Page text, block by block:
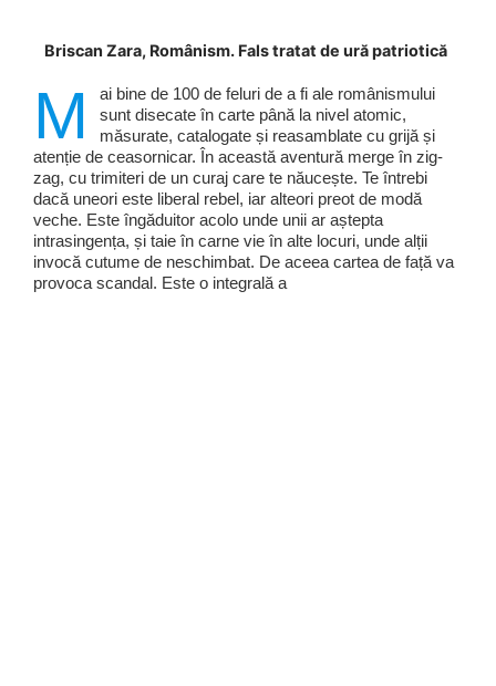
Briscan Zara, Românism. Fals tratat de ură patriotică
M
ai bine de 100 de feluri de a fi ale românismului
sunt disecate în carte până la nivel atomic,
măsurate, catalogate și reasamblate cu grijă și
atenție de ceasornicar. În această aventură merge în zig-
zag, cu trimiteri de un curaj care te năucește. Te întrebi
dacă uneori este liberal rebel, iar alteori preot de modă
veche. Este îngăduitor acolo unde unii ar aștepta
intrasingența, și taie în carne vie în alte locuri, unde alții
invocă cutume de neschimbat. De aceea cartea de față va
provoca scandal. Este o integrală a